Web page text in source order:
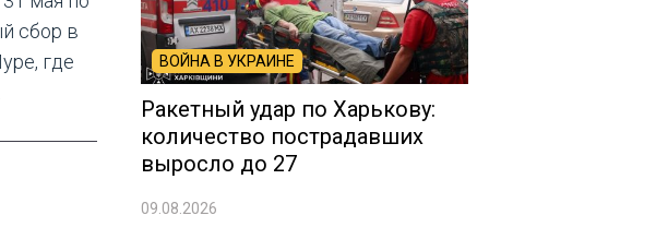
сбор в
где
ВОЙНА В УКРАИНЕ
Ракетный удар по Харькову:
количество пострадавших
выросло до 27
09.08.2026